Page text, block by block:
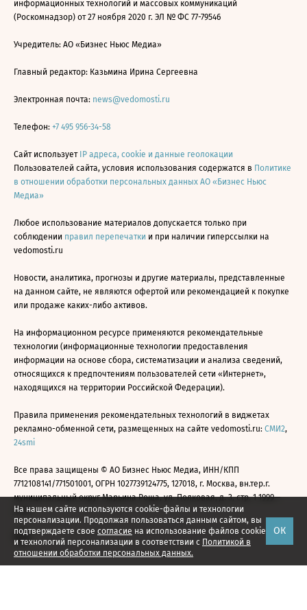
На нашем сайте используются cookie-файлы и технологии
персонализации. Продолжая пользоваться данным сайтом, вы
подтверждаете свое согласие на использование файлов cookie
и технологий персонализации в соответствии с Политикой в
отношении обработки персональных данных.
ОК
информационных технологий и массовых коммуникаций
(Роскомнадзор) от 27 ноября 2020 г. ЭЛ № ФС 77-79546
Учредитель: АО «Бизнес Ньюс Медиа»
Главный редактор: Казьмина Ирина Сергеевна
Электронная почта: news@vedomosti.ru
Телефон: +7 495 956-34-58
Сайт использует IP адреса, cookie и данные геолокации
Пользователей сайта, условия использования содержатся в Политике
в отношении обработки персональных данных АО «Бизнес Ньюс
Медиа»
Любое использование материалов допускается только при
соблюдении правил перепечатки и при наличии гиперссылки на
vedomosti.ru
Новости, аналитика, прогнозы и другие материалы, представленные
на данном сайте, не являются офертой или рекомендацией к покупке
или продаже каких-либо активов.
На информационном ресурсе применяются рекомендательные
технологии (информационные технологии предоставления
информации на основе сбора, систематизации и анализа сведений,
относящихся к предпочтениям пользователей сети «Интернет»,
находящихся на территории Российской Федерации).
Правила применения рекомендательных технологий в виджетах
рекламно-обменной сети, размещенных на сайте vedomosti.ru: СМИ2,
24smi
Все права защищены © АО Бизнес Ньюс Медиа, ИНН/КПП
7712108141/771501001, ОГРН 1027739124775, 127018, г. Москва, вн.тер.г.
муниципальный округ Марьина Роща, ул. Полковая, д. 3, стр. 1 1999—
2026